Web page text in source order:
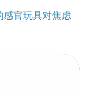
官玩具对焦虑